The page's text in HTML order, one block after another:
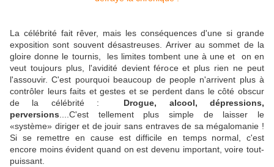
​​​​​​La célébrité fait rêver, mais les conséquences d'une si grande
exposition sont souvent désastreuses. Arriver au sommet de la
gloire donne le tournis, les limites tombent une à une et on en
veut toujours plus, l'avidité devient féroce et plus rien ne peut
l'assouvir. C'est pourquoi beaucoup de people n'arrivent plus à
contrôler leurs faits et gestes et se perdent dans le côté obscur
de la célébrité :
Drogue, alcool, dépressions,
perversions ....C'est tellement plus simple de laisser le
«système» diriger et de jouir sans entraves de sa mégalomanie !
Si se remettre en cause est difficile en temps normal, c'est
encore moins évident quand on est devenu important, voire tout-
puissant.